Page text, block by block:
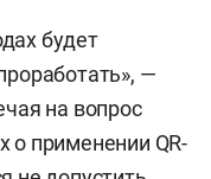
будет
—
на вопрос
о применении QR-